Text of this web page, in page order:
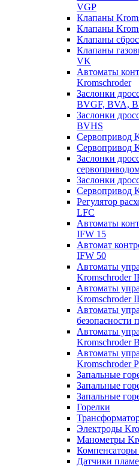
VGP
Клапаны
Клапаны
Клапаны
Клапаны
VK
Автоматы
Kromschroder
Заслонки
BVGF, BVA,
Заслонки
BVHS
Сервопривод
Сервопривод
Заслонки
Заслонки
Cервопривод
Регулятор
LFC
Автоматы
IFW 15
Автомат
IFW 50
Автоматы
Kromschroder
Автоматы
Kromschroder
Автоматы
безопасности
Автоматы
Kromschroder
Автоматы
Kromschroder
Запальные
Запальные
Запальные
Горелки
Электроды
Манометры
Датчики